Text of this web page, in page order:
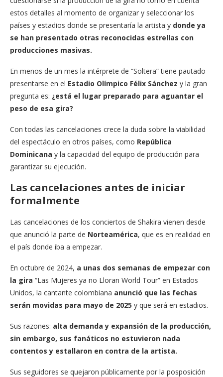
estos detalles al momento de organizar y seleccionar los
países y estadios donde se presentaría la artista y donde ya
se han presentado otras reconocidas estrellas con
producciones masivas.
En menos de un mes la intérprete de “Soltera” tiene pautado
presentarse en el Estadio Olímpico Félix Sánchez y la gran
pregunta es: ¿está el lugar preparado para aguantar el
peso de esa gira?
Con todas las cancelaciones crece la duda sobre la viabilidad
del espectáculo en otros países, como República
Dominicana y la capacidad del equipo de producción para
garantizar su ejecución.
Las cancelaciones antes de iniciar
formalmente
Las cancelaciones de los conciertos de Shakira vienen desde
que anunció la parte de Norteamérica, que es en realidad en
el país donde iba a empezar.
En octubre de 2024, a unas dos semanas de empezar con
la gira “Las Mujeres ya no Lloran World Tour” en Estados
Unidos, la cantante colombiana anunció que las fechas
serán movidas para mayo de 2025 y que será en estadios.
Sus razones: alta demanda y expansión de la producción,
sin embargo, sus fanáticos no estuvieron nada
contentos y estallaron en contra de la artista.
Sus seguidores se quejaron públicamente por la posposición